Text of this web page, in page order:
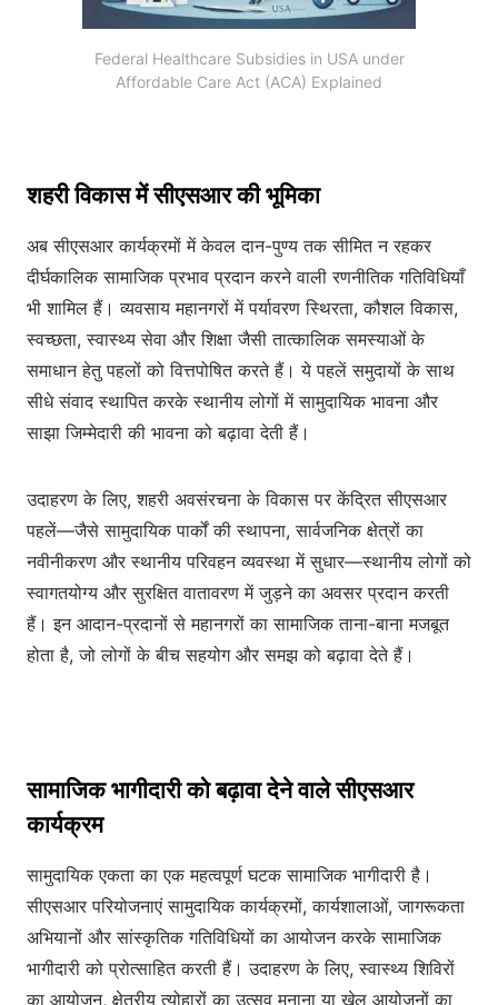
Federal Healthcare Subsidies in USA under
Affordable Care Act (ACA) Explained
शहरी विकास में सीएसआर की भूमिका
अब सीएसआर कार्यक्रमों में केवल दान-पुण्य तक सीमित न रहकर
दीर्घकालिक सामाजिक प्रभाव प्रदान करने वाली रणनीतिक गतिविधियाँ
भी शामिल हैं। व्यवसाय महानगरों में पर्यावरण स्थिरता, कौशल विकास,
स्वच्छता, स्वास्थ्य सेवा और शिक्षा जैसी तात्कालिक समस्याओं के
समाधान हेतु पहलों को वित्तपोषित करते हैं। ये पहलें समुदायों के साथ
सीधे संवाद स्थापित करके स्थानीय लोगों में सामुदायिक भावना और
साझा जिम्मेदारी की भावना को बढ़ावा देती हैं।
उदाहरण के लिए, शहरी अवसंरचना के विकास पर केंद्रित सीएसआर
पहलें—जैसे सामुदायिक पार्कों की स्थापना, सार्वजनिक क्षेत्रों का
नवीनीकरण और स्थानीय परिवहन व्यवस्था में सुधार—स्थानीय लोगों को
स्वागतयोग्य और सुरक्षित वातावरण में जुड़ने का अवसर प्रदान करती
हैं। इन आदान-प्रदानों से महानगरों का सामाजिक ताना-बाना मजबूत
होता है, जो लोगों के बीच सहयोग और समझ को बढ़ावा देते हैं।
सामाजिक भागीदारी को बढ़ावा देने वाले सीएसआर
कार्यक्रम
सामुदायिक एकता का एक महत्वपूर्ण घटक सामाजिक भागीदारी है।
सीएसआर परियोजनाएं सामुदायिक कार्यक्रमों, कार्यशालाओं, जागरूकता
अभियानों और सांस्कृतिक गतिविधियों का आयोजन करके सामाजिक
भागीदारी को प्रोत्साहित करती हैं। उदाहरण के लिए, स्वास्थ्य शिविरों
का आयोजन, क्षेत्रीय त्योहारों का उत्सव मनाना या खेल आयोजनों का